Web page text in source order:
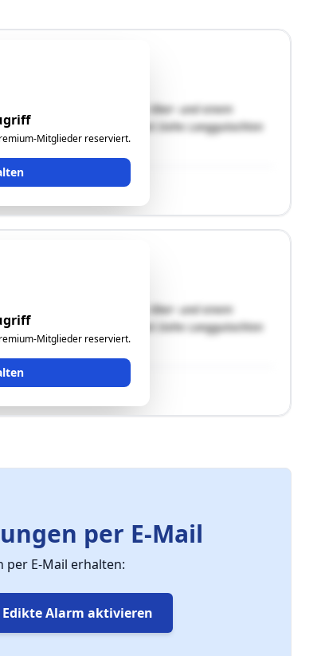
Mitglieder reserviert.
sich in Keller-, Erd-, Ober- und einem
bewerten ist 1/3-Anteil.Siehe Langgutachten
Mitglieder reserviert.
sich in Keller-, Erd-, Ober- und einem
bewerten ist 1/3-Anteil.Siehe Langgutachten
per E-Mail
per E-Mail erhalten:
Edikte Alarm aktivieren